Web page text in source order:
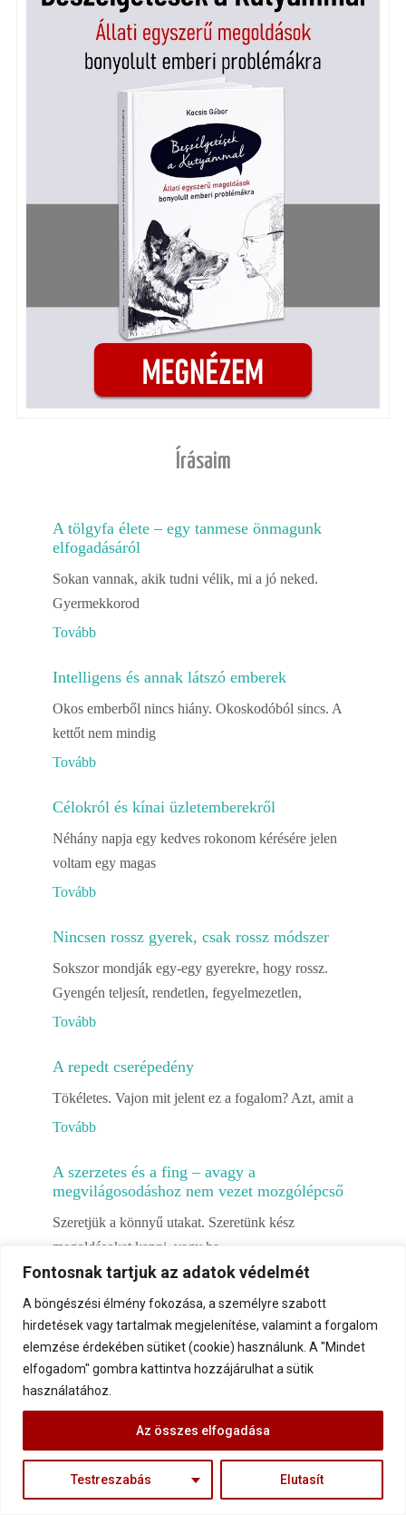
Fontosnak tartjuk az adatok védelmét
A böngészési élmény fokozása, a személyre szabott
hirdetések vagy tartalmak megjelenítése, valamint a forgalom
elemzése érdekében sütiket (cookie) használunk. A "Mindet
elfogadom" gombra kattintva hozzájárulhat a sütik
használatához.
Testreszabás Elutasít
Az összes elfogadása
Írásaim
A tölgyfa élete – egy tanmese önmagunk
elfogadásáról
Sokan vannak, akik tudni vélik, mi a jó neked.
Gyermekkorod
Tovább
Intelligens és annak látszó emberek
Okos emberből nincs hiány. Okoskodóból sincs. A
kettőt nem mindig
Tovább
Célokról és kínai üzletemberekről
Néhány napja egy kedves rokonom kérésére jelen
voltam egy magas
Tovább
Nincsen rossz gyerek, csak rossz módszer
Sokszor mondják egy-egy gyerekre, hogy rossz.
Gyengén teljesít, rendetlen, fegyelmezetlen,
Tovább
A repedt cserépedény
Tökéletes. Vajon mit jelent ez a fogalom? Azt, amit a
Tovább
A szerzetes és a fing – avagy a
megvilágosodáshoz nem vezet mozgólépcső
Szeretjük a könnyű utakat. Szeretünk kész
megoldásokat kapni, vagy ha
Tovább
1 2 3 …
112
Next
»